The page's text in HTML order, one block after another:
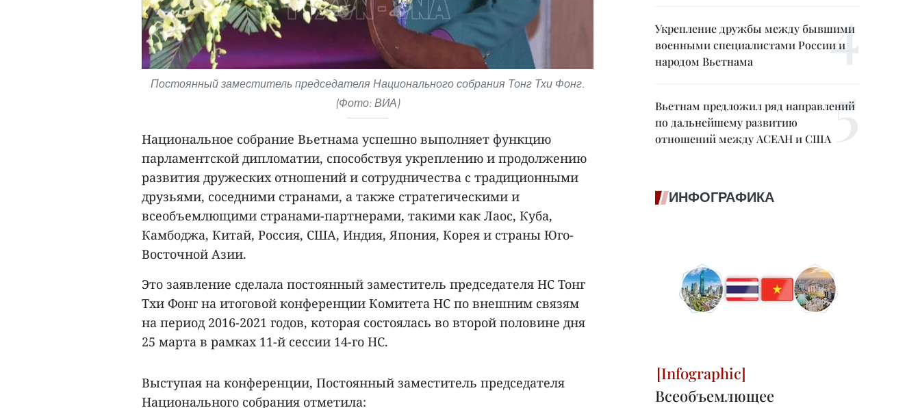
Постоянный заместитель председателя Национального собрания Тонг Тхи Фонг.
(Фото: ВИА)
Национальное собрание Вьетнама успешно выполняет функцию
парламентской дипломатии, способствуя укреплению и продолжению
развития дружеских отношений и сотрудничества с традиционными
друзьями, соседними странами, а также стратегическими и
всеобъемлющими странами-партнерами, такими как Лаос, Куба,
Камбоджа, Китай, Россия, США, Индия, Япония, Корея и страны Юго-
Восточной Азии.
Это заявление сделала постоянный заместитель председателя НС Тонг
Тхи Фонг на итоговой конференции Комитета НС по внешним связям
на период 2016-2021 годов, которая состоялась во второй половине дня
25 марта в рамках 11-й сессии 14-го НС.
Выступая на конференции, Постоянный заместитель председателя
Национального собрания отметила:
Укрепление дружбы между бывшими
военными специалистами России и
народом Вьетнама
Вьетнам предложил ряд направлений
по дальнейшему развитию
отношений между АСЕАН и США
ИНФОГРАФИКА
Всеобъемлющее